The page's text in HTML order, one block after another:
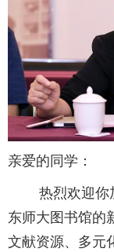
亲爱的同学：
热烈欢迎你加
东师大图书馆的
文献资源、多元